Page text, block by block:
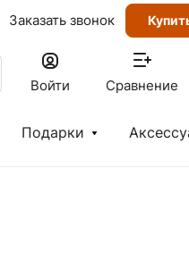
Заказать звонок
Войти Сравнение
Подарки